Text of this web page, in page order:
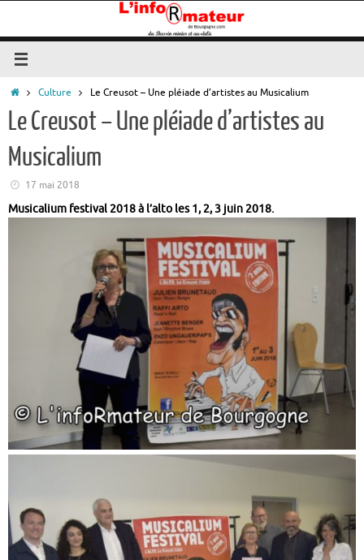
contenu
Accueil
Culture Le Creusot – Une pléiade d’artistes au Musicalium
Le Creusot – Une pléiade d’artistes au
Musicalium
17 mai 2018
Musicalium festival 2018 à l’alto les 1, 2, 3 juin 2018.